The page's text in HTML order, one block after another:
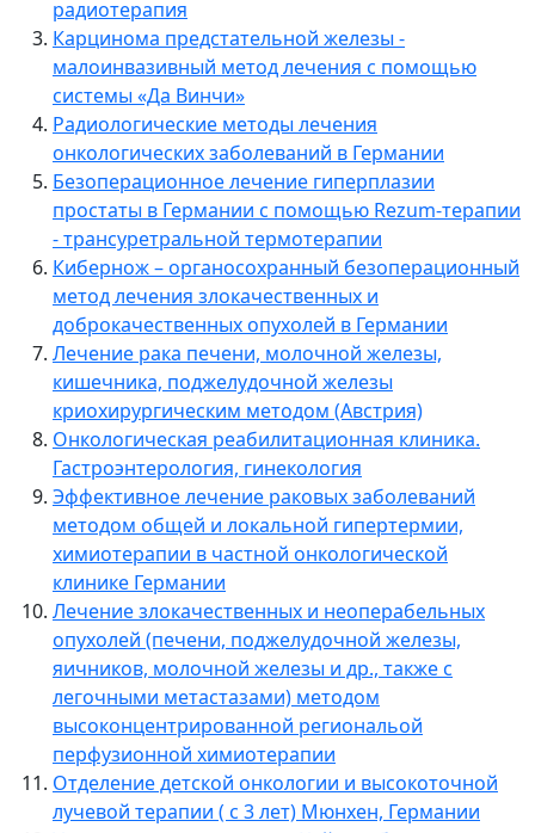
радиотерапия
Карцинома предстательной железы -
малоинвазивный метод лечения с помощью
системы «Да Винчи»
Радиологические методы лечения
онкологических заболеваний в Германии
Безоперационное лечение гиперплазии
простаты в Германии с помощью Rezum-терапии
- трансуретральной термотерапии
Кибернож – органосохранный безоперационный
метод лечения злокачественных и
доброкачественных опухолей в Германии
Лечение рака печени, молочной железы,
кишечника, поджелудочной железы
криохирургическим методом (Австрия)
Онкологическая реабилитационная клиника.
Гастроэнтерология, гинекология
Эффективное лечение раковых заболеваний
методом общей и локальной гипертермии,
химиотерапии в частной онкологической
клинике Германии
Лечение злокачественных и неоперабельных
опухолей (печени, поджелудочной железы,
яичников, молочной железы и др., также с
легочными метастазами) методом
высоконцентрированной региональой
перфузионной химиотерапии
Отделение детской онкологии и высокоточной
лучевой терапии ( с 3 лет) Мюнхен, Германии